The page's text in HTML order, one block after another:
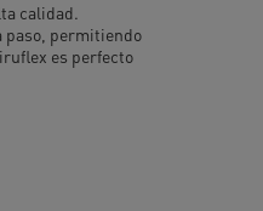
calidad.
paso, permitiendo
es perfecto